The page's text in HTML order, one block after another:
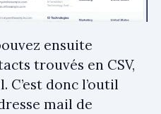
ensuite
trouvés en CSV,
C’est donc l’outil
mail de